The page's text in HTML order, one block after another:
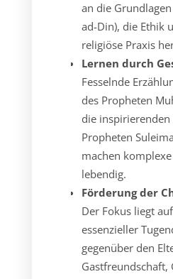
an die
ad-Din), die Ethik
religiöse Praxis
Lernen durch
Fesselnde
des Propheten
die inspirierenden
Propheten
machen
lebendig.
Förderung der
Der Fokus liegt
essenzieller
gegenüber den
Gastfreundschaft,